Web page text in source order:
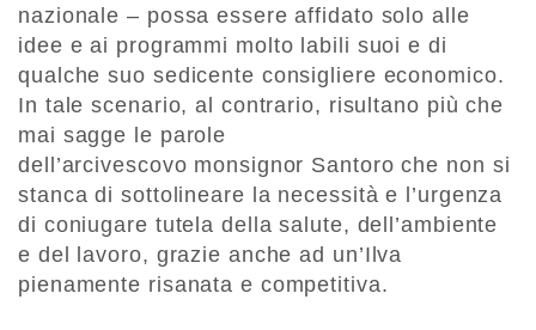
nazionale – possa essere affidato solo alle
idee e ai programmi molto labili suoi e di
qualche suo sedicente consigliere economico.
In tale scenario, al contrario, risultano più che
mai sagge le parole
dell’arcivescovo monsignor Santoro che non si
stanca di sottolineare la necessità e l’urgenza
di coniugare tutela della salute, dell’ambiente
e del lavoro, grazie anche ad un’Ilva
pienamente risanata e competitiva.